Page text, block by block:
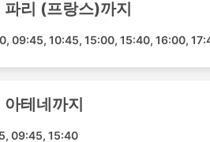
뤼셀
뒤셀도르프
뮐루즈
파리 (프랑스)까지
09:45, 10:45, 15:00, 15:40, 16:00,
아테네까지
09:45, 15:40